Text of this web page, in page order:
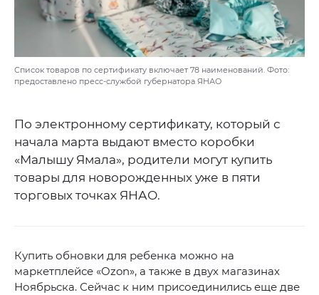
Список товаров по сертификату включает 78 наименований. Фото:
предоставлено пресс-службой губернатора ЯНАО
По электронному сертификату, который с
начала марта выдают вместо коробки
«Малышу Ямала», родители могут купить
товары для новорожденных уже в пяти
торговых точках ЯНАО.
Купить обновки для ребенка можно на
маркетплейсе «Ozon», а также в двух магазинах
Ноябрьска. Сейчас к ним присоединились еще две